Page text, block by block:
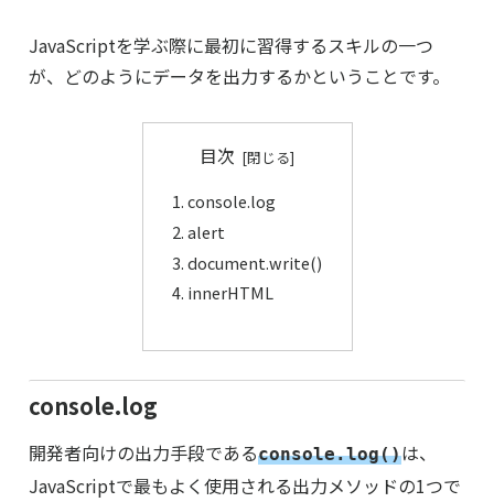
JavaScriptを学ぶ際に最初に習得するスキルの一つ
が、どのようにデータを出力するかということです。
目次
console.log
alert
document.write()
innerHTML
console.log
開発者向けの出力手段であるconsole.log()は、
JavaScriptで最もよく使用される出力メソッドの1つで